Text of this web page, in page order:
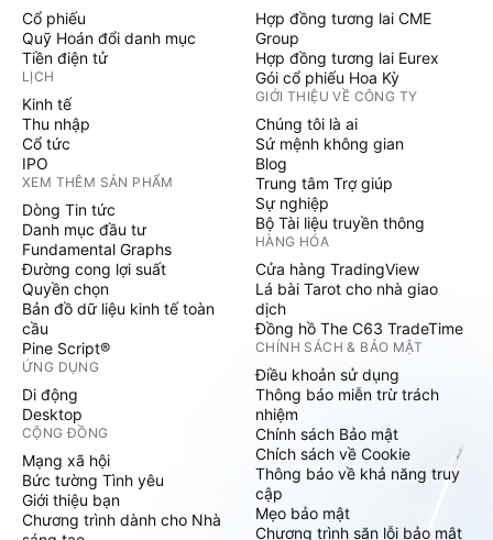
Cổ phiếu
Quỹ Hoán đổi danh mục
Tiền điện tử
LỊCH
Kinh tế
Thu nhập
Cổ tức
IPO
XEM THÊM SẢN PHẨM
Dòng Tin tức
Danh mục đầu tư
Fundamental Graphs
Đường cong lợi suất
Quyền chọn
Bản đồ dữ liệu kinh tế toàn
cầu
Pine Script®
ỨNG DỤNG
Di động
Desktop
CỘNG ĐỒNG
Mạng xã hội
Bức tường Tình yêu
Giới thiệu bạn
Chương trình dành cho Nhà
Hợp đồng tương lai CME
Group
Hợp đồng tương lai Eurex
Gói cổ phiếu Hoa Kỳ
GIỚI THIỆU VỀ CÔNG TY
Chúng tôi là ai
Sứ mệnh không gian
Blog
Trung tâm Trợ giúp
Sự nghiệp
Bộ Tài liệu truyền thông
HÀNG HÓA
Cửa hàng TradingView
Lá bài Tarot cho nhà giao
dịch
Đồng hồ The C63 TradeTime
CHÍNH SÁCH & BẢO MẬT
Điều khoản sử dụng
Thông báo miễn trừ trách
nhiệm
Chính sách Bảo mật
Chích sách về Cookie
Thông báo về khả năng truy
cập
Mẹo bảo mật
Chương trình săn lỗi bảo mật